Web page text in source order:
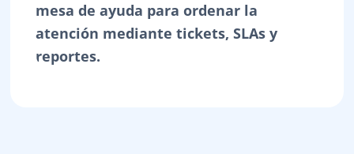
mesa de ayuda para ordenar la
atención mediante tickets, SLAs y
reportes.